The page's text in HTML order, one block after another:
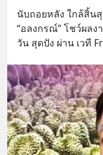
นับถอยหลัง ใกล้สิ้น
“อลงกรณ์” โชว์ผลง
วัน สุดปัง ผ่าน เวที